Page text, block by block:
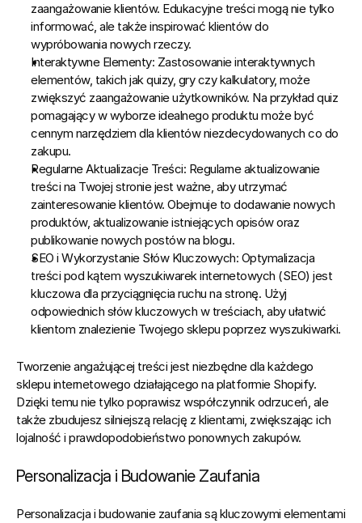
zaangażowanie klientów. Edukacyjne treści mogą nie tylko
informować, ale także inspirować klientów do
wypróbowania nowych rzeczy.
Interaktywne Elementy: Zastosowanie interaktywnych
elementów, takich jak quizy, gry czy kalkulatory, może
zwiększyć zaangażowanie użytkowników. Na przykład quiz
pomagający w wyborze idealnego produktu może być
cennym narzędziem dla klientów niezdecydowanych co do
zakupu.
Regularne Aktualizacje Treści: Regularne aktualizowanie
treści na Twojej stronie jest ważne, aby utrzymać
zainteresowanie klientów. Obejmuje to dodawanie nowych
produktów, aktualizowanie istniejących opisów oraz
publikowanie nowych postów na blogu.
SEO i Wykorzystanie Słów Kluczowych: Optymalizacja
treści pod kątem wyszukiwarek internetowych (SEO) jest
kluczowa dla przyciągnięcia ruchu na stronę. Użyj
odpowiednich słów kluczowych w treściach, aby ułatwić
klientom znalezienie Twojego sklepu poprzez wyszukiwarki.
Tworzenie angażującej treści jest niezbędne dla każdego
sklepu internetowego działającego na platformie Shopify.
Dzięki temu nie tylko poprawisz współczynnik odrzuceń, ale
także zbudujesz silniejszą relację z klientami, zwiększając ich
lojalność i prawdopodobieństwo ponownych zakupów.
Personalizacja i Budowanie Zaufania
Personalizacja i budowanie zaufania są kluczowymi elementami